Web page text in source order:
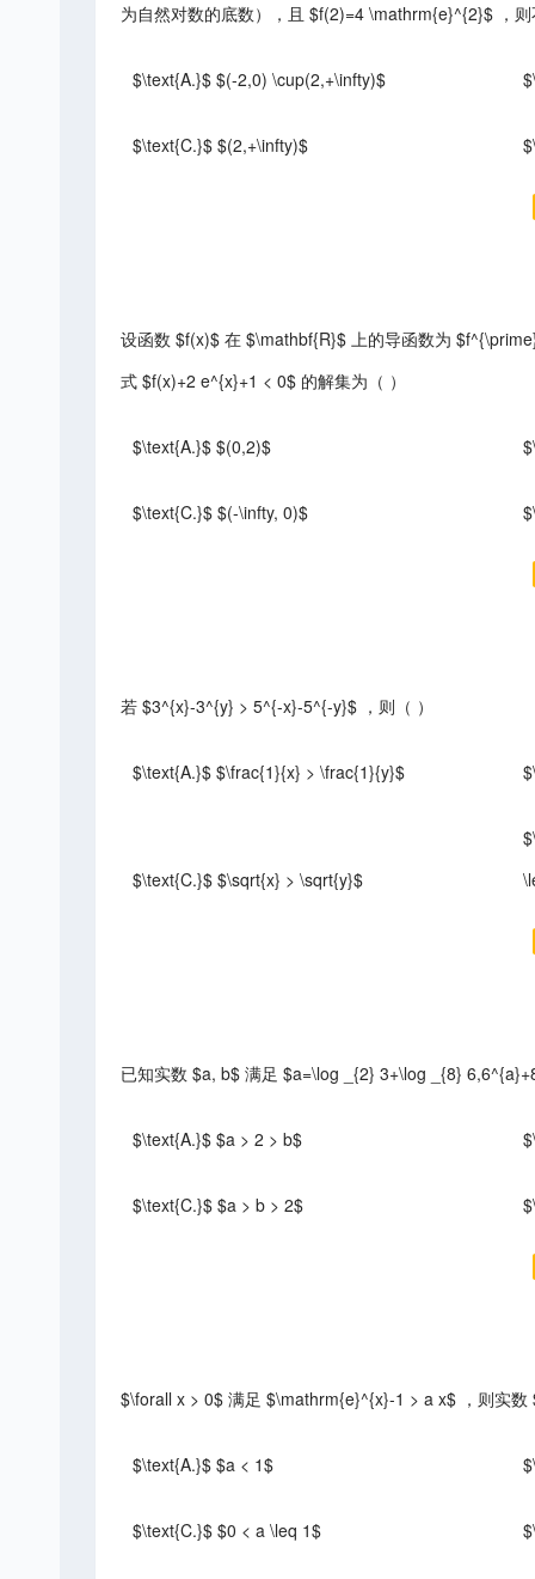
为自然对数的底数），且 $f(2)=4 \mathrm{e}^{2}$ ，
$\text{A.}$ $(-2,0) \cup(2,+\infty)$
$\text{C.}$ $(2,+\infty)$
设函数 $f(x)$ 在 $\mathbf{R}$ 上的导函数为
式 $f(x)+2 e^{x}+1 < 0$ 的解集为（ ）
$\text{A.}$ $(0,2)$
$\text{C.}$ $(-\infty, 0)$
若 $3^{x}-3^{y} > 5^{-x}-5^{-y}$ ，则（ ）
$\text{A.}$ $\frac{1}{x} > \frac{1}{y}$
$\text{C.}$ $\sqrt{x} > \sqrt{y}$
已知实数 $a, b$ 满足 $a=\log _{2} 3+\log _{8}
$\text{A.}$ $a > 2 > b$
$\text{C.}$ $a > b > 2$
$\forall x > 0$ 满足 $\mathrm{e}^{x}-1 > a x$ ，则实数
$\text{A.}$ $a < 1$
$\text{C.}$ $0 < a \leq 1$